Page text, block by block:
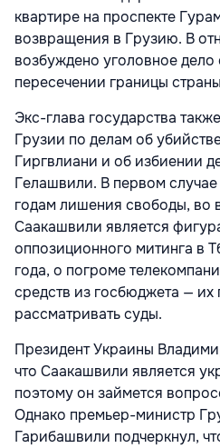
квартире на проспекте
возвращения в Грузию. В
возбуждено уголовное дело
пересечении границы
Экс-глава государства
Грузии по делам об
Гиргвлиани и об избиении
Гелашвили. В первом
годам лишения свободы, во
Саакашвили является
оппозиционного митинга в
года, о погроме
средств из госбюджета —
рассматривать суды.
Президент Украины
что Саакашвили является
поэтому он займется
Однако премьер-министр
Гарибашвили подчеркнул,